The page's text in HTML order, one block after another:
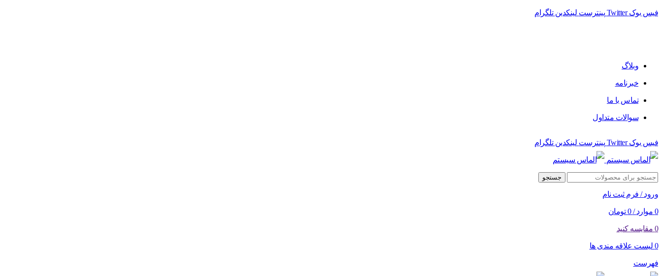
فیس بوک Twitter پینترست لینکدین تلگرام
وبلاگ
خبرنامه
تماس با ما
سوالات متداول
فیس بوک Twitter پینترست لینکدین تلگرام
جستجو
ورود / فرم ثبت نام
0 موارد /
0 تومان
0 مقایسه کنید
0 لیست علاقه مندی ها
فهرست